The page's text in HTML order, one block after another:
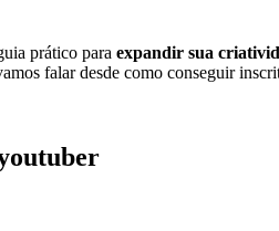
prático para expandir sua
falar desde como conseguir